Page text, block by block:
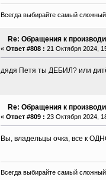
Всегда выбирайте самый
Re: Обращения к
« Ответ #808 : 21 Октября 2024,
дядя Петя ты ДЕБИЛ? или
Re: Обращения к
« Ответ #809 : 23 Октября 2024,
Вы, владельцы очка, все к
Всегда выбирайте самый